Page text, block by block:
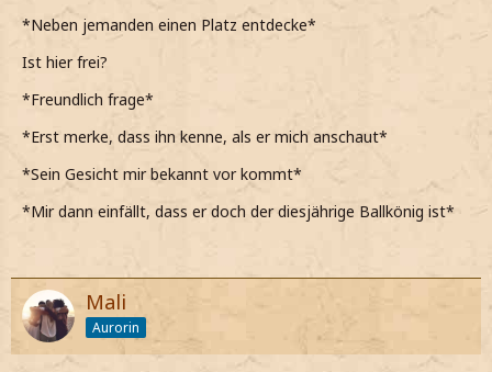
*Neben jemanden einen Platz entdecke*
Ist hier frei?
*Freundlich frage*
*Erst merke, dass ihn kenne, als er mich anschaut*
*Sein Gesicht mir bekannt vor kommt*
*Mir dann einfällt, dass er doch der diesjährige Ballkönig ist*
Mali
Aurorin